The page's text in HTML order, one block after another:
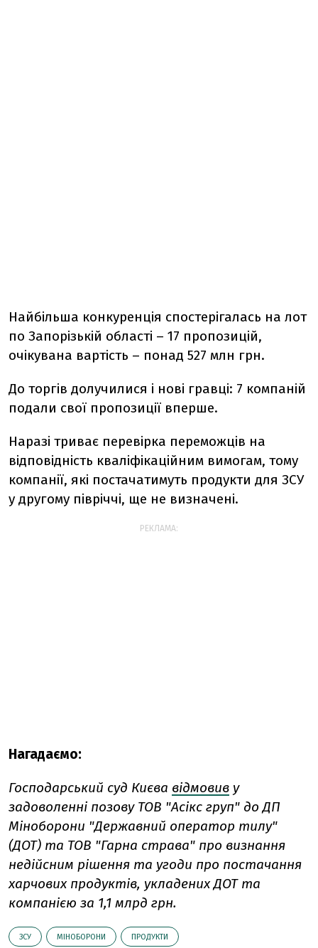
Найбільша конкуренція спостерігалась на лот
по Запорізькій області – 17 пропозицій,
очікувана вартість – понад 527 млн грн.
До торгів долучилися і нові гравці: 7 компаній
подали свої пропозиції вперше.
Наразі триває перевірка переможців на
відповідність кваліфікаційним вимогам, тому
компанії, які постачатимуть продукти для ЗСУ
у другому півріччі, ще не визначені.
РЕКЛАМА:
Нагадаємо:
Господарський суд Києва відмовив у
задоволенні позову ТОВ "Асікс груп" до ДП
Міноборони "Державний оператор тилу"
(ДОТ) та ТОВ "Гарна страва" про визнання
недійсним рішення та угоди про постачання
харчових продуктів, укладених ДОТ та
компанією за 1,1 млрд грн.
ЗСУ МІНОБОРОНИ ПРОДУКТИ